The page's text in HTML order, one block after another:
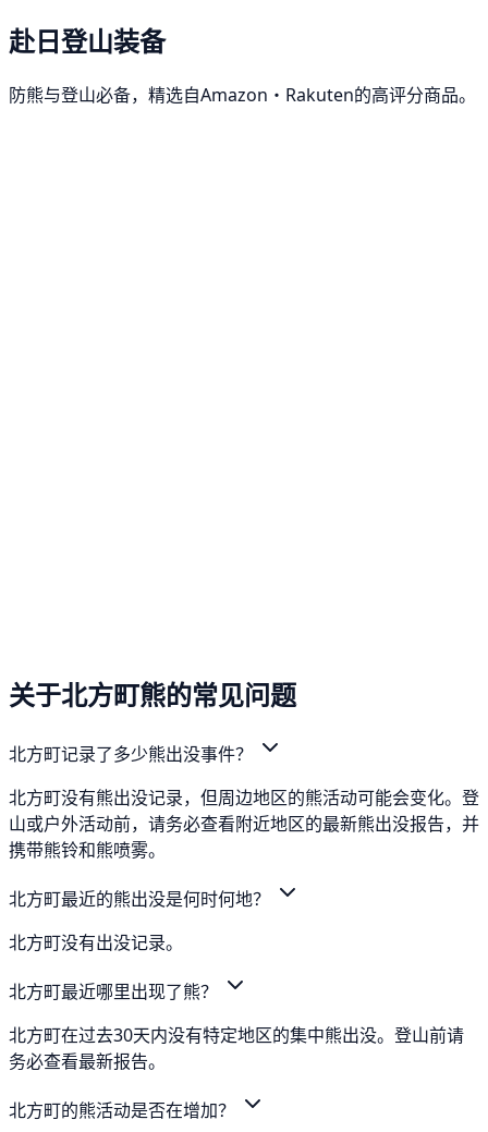
赴日登山装备
防熊与登山必备，精选自Amazon・Rakuten的高评分商品。
关于北方町熊的常见问题
北方町记录了多少熊出没事件？
北方町没有熊出没记录，但周边地区的熊活动可能会变化。登
山或户外活动前，请务必查看附近地区的最新熊出没报告，并
携带熊铃和熊喷雾。
北方町最近的熊出没是何时何地？
北方町没有出没记录。
北方町最近哪里出现了熊？
北方町在过去30天内没有特定地区的集中熊出没。登山前请
务必查看最新报告。
北方町的熊活动是否在增加？